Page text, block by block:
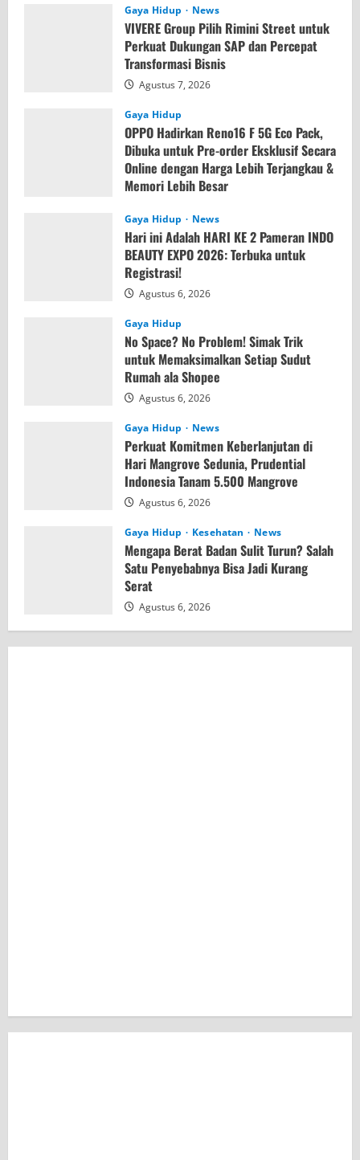
Gaya Hidup News
VIVERE Group Pilih Rimini Street untuk
Perkuat Dukungan SAP dan Percepat
Transformasi Bisnis
Agustus 7, 2026
Gaya Hidup
OPPO Hadirkan Reno16 F 5G Eco Pack,
Dibuka untuk Pre-order Eksklusif Secara
Online dengan Harga Lebih Terjangkau &
Memori Lebih Besar
Gaya Hidup
News
Hari ini Adalah HARI KE 2 Pameran INDO
BEAUTY EXPO 2026: Terbuka untuk
Registrasi!
Agustus 6, 2026
Gaya Hidup
No Space? No Problem! Simak Trik
untuk Memaksimalkan Setiap Sudut
Rumah ala Shopee
Agustus 6, 2026
Gaya Hidup News
Perkuat Komitmen Keberlanjutan di
Hari Mangrove Sedunia, Prudential
Indonesia Tanam 5.500 Mangrove
Agustus 6, 2026
Gaya Hidup Kesehatan News
Mengapa Berat Badan Sulit Turun? Salah
Satu Penyebabnya Bisa Jadi Kurang
Serat
Agustus 6, 2026